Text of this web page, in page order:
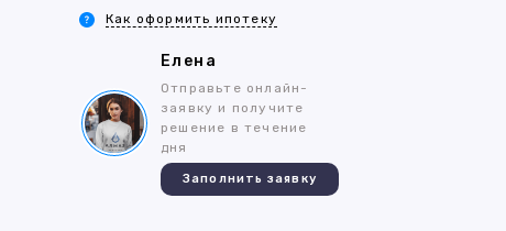
Как оформить ипотеку
Елена
Отправьте онлайн-
заявку и получите
решение в течение
дня
Заполнить заявку